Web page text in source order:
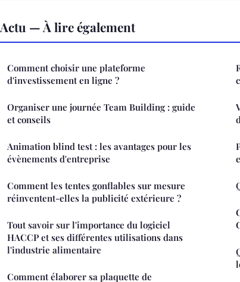
Actu — À lire également
Comment choisir une plateforme
d'investissement en ligne ?
Organiser une journée Team Building : guide
et conseils
Animation blind test : les avantages pour les
évènements d'entreprise
Comment les tentes gonflables sur mesure
réinventent-elles la publicité extérieure ?
Tout savoir sur l'importance du logiciel
HACCP et ses différentes utilisations dans
l'industrie alimentaire
Comment élaborer sa plaquette de